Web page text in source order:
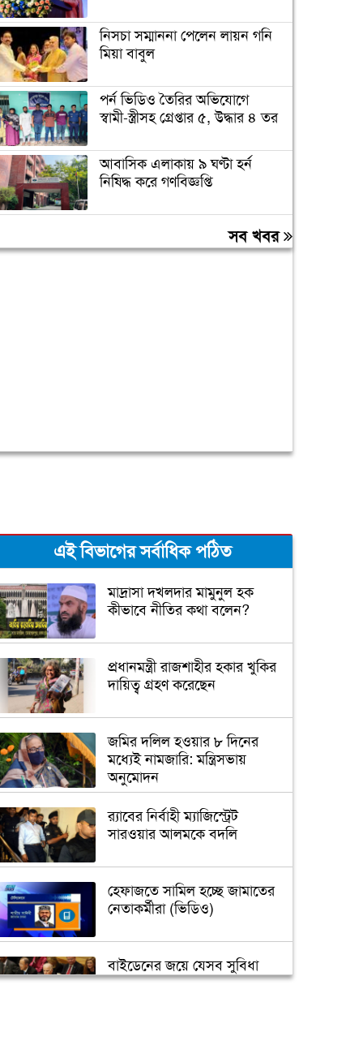
নিসচা সম্মাননা পেলেন লায়ন গনি
মিয়া বাবুল
পর্ন ভিডিও তৈরির অভিযোগে
স্বামী-স্ত্রীসহ গ্রেপ্তার ৫, উদ্ধার ৪ তর
আবাসিক এলাকায় ৯ ঘণ্টা হর্ন
নিষিদ্ধ করে গণবিজ্ঞপ্তি
চুরির অপবাদে গাছে বেঁধে তরুণীকে
মারধর, গ্রেপ্তার ২
সব খবর
এই বিভাগের সর্বাধিক পঠিত
মাদ্রাসা দখলদার মামুনুল হক
কীভাবে নীতির কথা বলেন?
প্রধানমন্ত্রী রাজশাহীর হকার খুকির
দায়িত্ব গ্রহণ করেছেন
জমির দলিল হওয়ার ৮ দিনের
মধ্যেই নামজারি: মন্ত্রিসভায়
অনুমোদন
র‌্যাবের নির্বাহী ম্যাজিস্ট্রেট
সারওয়ার আলমকে বদলি
হেফাজতে সামিল হচ্ছে জামাতের
নেতাকর্মীরা (ভিডিও)
বাইডেনের জয়ে যেসব সুবিধা
পাবে বাংলাদেশ